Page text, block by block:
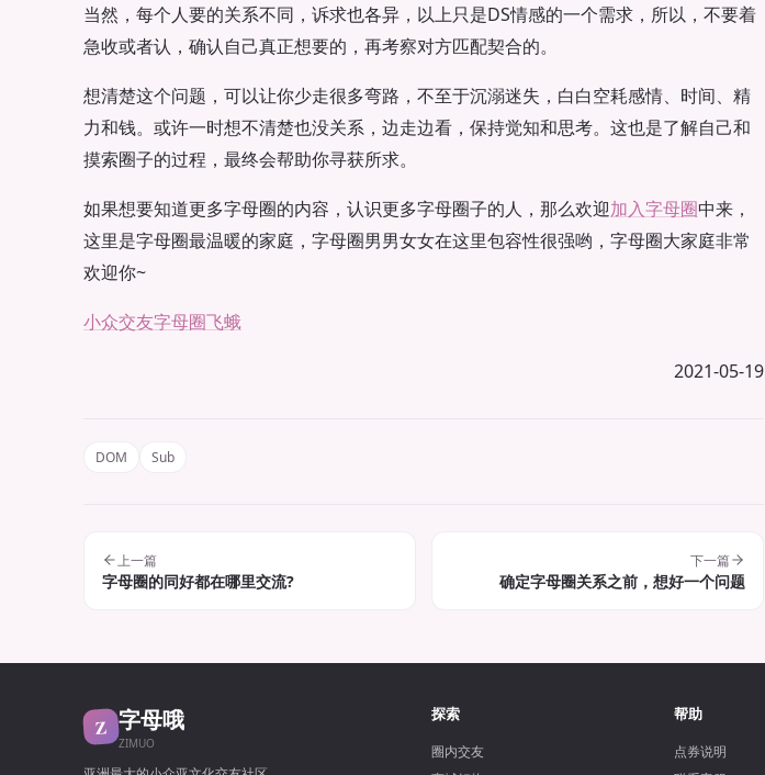
当然，每个人要的关系不同，诉求也各异，以上只是DS情感的一个需求，所以，不要着
急收或者认，确认自己真正想要的，再考察对方匹配契合的。
想清楚这个问题，可以让你少走很多弯路，不至于沉溺迷失，白白空耗感情、时间、精
力和钱。或许一时想不清楚也没关系，边走边看，保持觉知和思考。这也是了解自己和
摸索圈子的过程，最终会帮助你寻获所求。
如果想要知道更多字母圈的内容，认识更多字母圈子的人，那么欢迎加入字母圈中来，
这里是字母圈最温暖的家庭，字母圈男男女女在这里包容性很强哟，字母圈大家庭非常
欢迎你~
小众交友字母圈飞蛾
2021-05-19
DOM Sub
上一篇
字母圈的同好都在哪里交流?
下一篇
确定字母圈关系之前，想好一个问题
Z 字母哦
ZIMUO
探索
圈内交友
帮助
点券说明